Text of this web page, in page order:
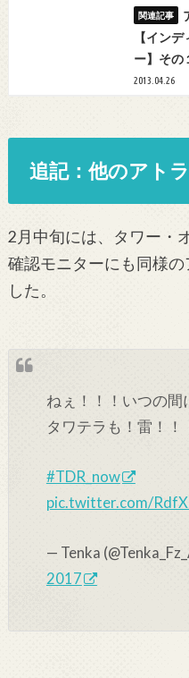
【イン
ー】その
2013.04.26
追記：他のアト
2月中旬には、タワー・
確認モニターにも同様
した。
ねぇ！！！いつの
タワテラも！雷！！
#TDR_now
pic.twitter.com/
— Tenka
2017